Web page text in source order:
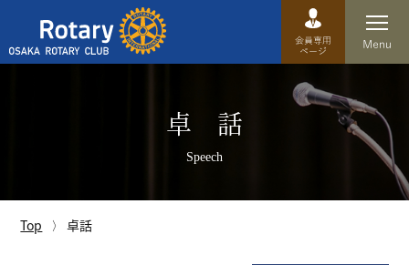
運営方針
卓 話
Speech
Top 卓話